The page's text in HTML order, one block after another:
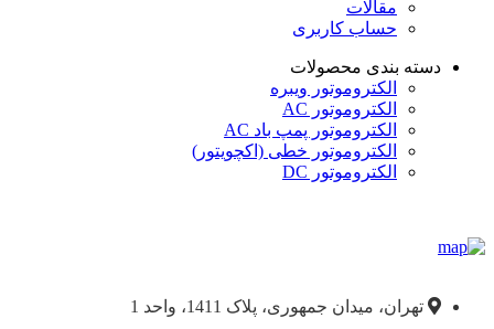
مقالات
حساب کاربری
دسته بندی محصولات
الکتروموتور ویبره
الکتروموتور AC
الکتروموتور پمپ باد AC
الکتروموتور خطی (اکچویتور)
الکتروموتور DC
تهران، میدان جمهوری، پلاک 1411، واحد 1